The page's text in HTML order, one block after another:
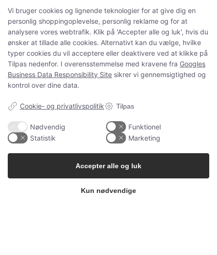
Har du tidligere bestilt hos os, håndterer vi
naturligvis stadig returneringer, reklamationer
og spørgsmål som normalt.
ms@babygarderoben.dk
Kærlige hilsner fra Mette fra Babygarderoben
Vi bruger cookies og lignende teknologier for at give dig en
personlig shoppingoplevelse, personlig reklame og for at
analysere vores webtrafik. Klik på 'Accepter alle og luk', hvis du
ønsker at tillade alle cookies. Alternativt kan du vælge, hvilke
typer cookies du vil acceptere eller deaktivere ved at klikke på
Tilpas nedenfor. I overensstemmelse med kravene fra Googles
Business Data Responsibility Site sikrer vi gennemsigtighed og
kontrol over dine data.
Cookie- og privatlivspolitik Tilpas
Nødvendig
Funktionel
Statistik
Marketing
Kun nødvendige
Accepter alle og luk